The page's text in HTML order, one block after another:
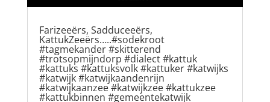
Farizeeërs, Sadduceeërs,
KattukZeeërs…..#sodekroot
#tagmekander #skitterend
#trotsopmijndorp #dialect #kattuk
#kattuks #kattuksvolk #kattuker #katwijks
#katwijk #katwijkaandenrijn
#katwijkaanzee #katwijkzee #kattukzee
#kattukbinnen #gemeentekatwijk